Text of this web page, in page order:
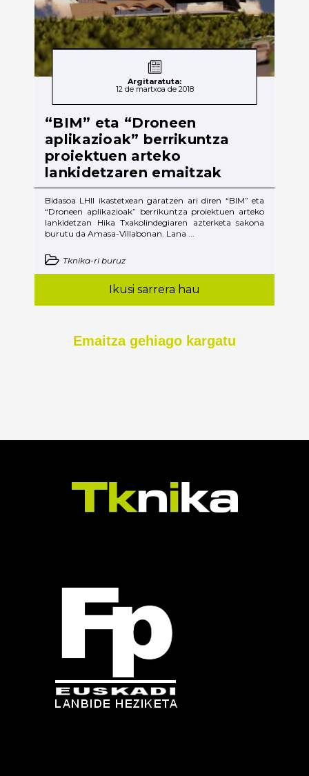
Argitaratuta:
12 de martxoa de 2018
“BIM” eta “Droneen
aplikazioak” berrikuntza
proiektuen arteko
lankidetzaren emaitzak
Bidasoa LHII ikastetxean garatzen ari diren “BIM” eta
“Droneen aplikazioak” berrikuntza proiektuen arteko
lankidetzan Hika Txakolindegiaren azterketa sakona
burutu da Amasa-Villabonan. Lana ...
Tknika-ri buruz
Ikusi sarrera hau
Emaitza gehiago kargatu